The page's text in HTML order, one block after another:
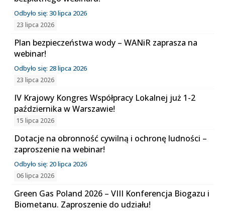
Odbyło się: 30 lipca 2026
23 lipca 2026
Plan bezpieczeństwa wody – WANiR zaprasza na
webinar!
Odbyło się: 28 lipca 2026
23 lipca 2026
IV Krajowy Kongres Współpracy Lokalnej już 1-2
października w Warszawie!
15 lipca 2026
Dotacje na obronność cywilną i ochronę ludności –
zaproszenie na webinar!
Odbyło się: 20 lipca 2026
06 lipca 2026
Green Gas Poland 2026 – VIII Konferencja Biogazu i
Biometanu. Zaproszenie do udziału!